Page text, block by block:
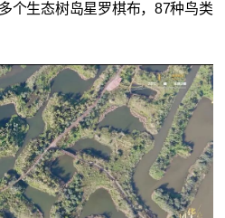
个生态树岛星罗棋布，87种鸟类